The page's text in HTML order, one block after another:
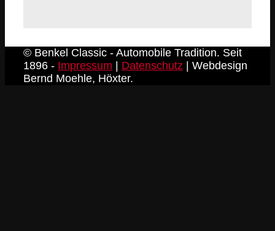
© Benkel Classic - Automobile Tradition. Seit
1896 - Impressum | Datenschutz | Webdesign
Bernd Moehle, Höxter.